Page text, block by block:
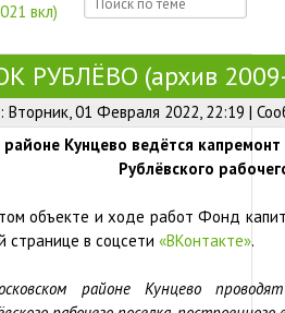
вкл)
РУБЛЁВО (архив
Вторник, 01 Февраля 2022, 22:19 |
районе Кунцево ведётся
Рублёвского
объекте и ходе работ Фонд
странице в соцсети «ВКонтакте».
районе Кунцево